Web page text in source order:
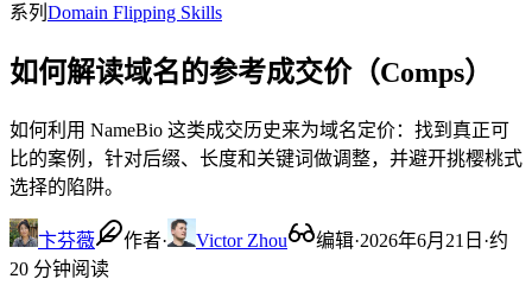
系列 Domain Flipping Skills
如何解读域名的参考成交价（Comps）
如何利用 NameBio 这类成交历史来为域名定价：找到真正可
比的案例，针对后缀、长度和关键词做调整，并避开挑樱桃式
选择的陷阱。
卞芬薇 作者· Victor Zhou 编辑·2026年6月21日 ·约
20 分钟阅读